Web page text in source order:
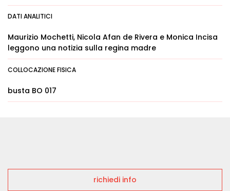
DATI ANALITICI
Maurizio Mochetti, Nicola Afan de Rivera e Monica Incisa
leggono una notizia sulla regina madre
COLLOCAZIONE FISICA
busta BO 017
richiedi info